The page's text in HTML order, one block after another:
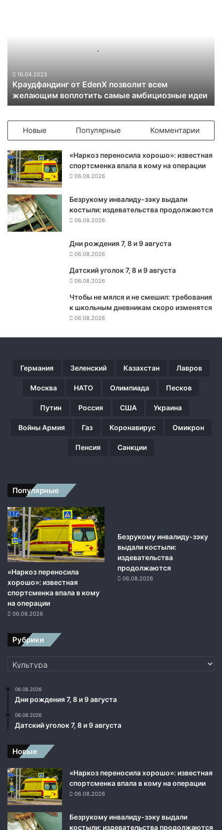
н
d
e
n
X
п
о
в
а
м
ы
е
а
м
б
и
ц
и
о
ы
е
10.04.2023
Краудфандинг от EdenX позволит всем
желающим воплотить самые амбициозные идеи
Новые Популярные Комментарии
«Наркоз переносила хорошо»: известная
спортсменка впала в кому на операции
06.08.2026
Безрукому инвалиду-зэку выдали
костыли: издевательства продолжаются
06.08.2026
Дни рождения 7, 8 и 9 августа
06.08.2026
Датский уголок 7, 8 и 9 августа
06.08.2026
Чтобы не мялся и не смешил: требования
к школьным дневникам скоро изменятся
06.08.2026
Германия Зеленский Казахстан Лавров
Москва НАТО Олимпиада Песков
Путин Россия США Украина
Войны Армия Газ Коронавирус Омикрон
Пенсия Санкции
Популярные
«Наркоз переносила
хорошо»: известная
спортсменка впала в кому
на операции
06.08.2026
Безрукому инвалиду-зэку
выдали костыли:
издевательства
продолжаются
06.08.2026
Рубрики
Рубрики
06.08.2026
Дни рождения 7, 8 и 9 августа
06.08.2026
Датский уголок 7, 8 и 9 августа
Новые
«Наркоз переносила хорошо»: известная
спортсменка впала в кому на операции
06.08.2026
Безрукому инвалиду-зэку выдали
костыли: издевательства продолжаются